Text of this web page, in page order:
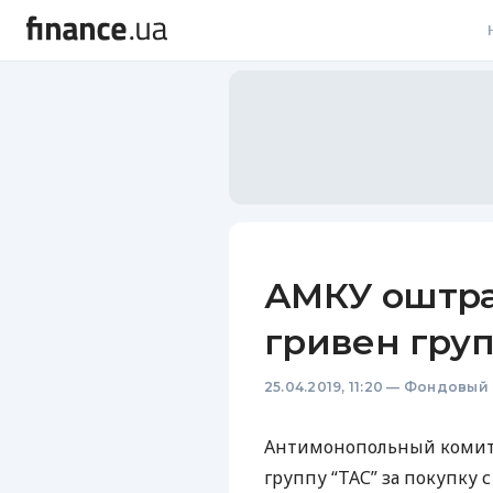
АМКУ
гривен
25.04.2019, 11:20 — Фондовый
Антимонопольный
группу “ТАС” за покупку